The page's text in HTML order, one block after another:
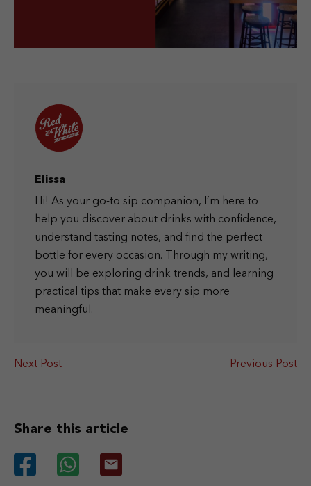
Elissa
Hi! As your go-to sip companion, I’m here to
help you discover about drinks with confidence,
understand tasting notes, and find the perfect
bottle for every occasion. Through my writing,
you will be exploring drink trends, and learning
practical tips that make every sip more
meaningful.
Next Post Previous Post
Share this article